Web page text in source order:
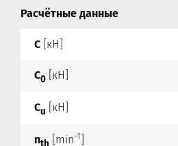
Расчётные данные
C [кН]
C0 [кН]
Cu [кН]
n [min-1